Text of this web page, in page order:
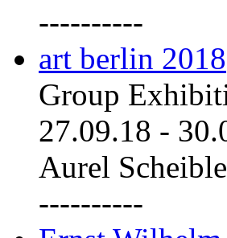
----------
art berlin 2018
Group
27.09.18 -
Aurel
----------